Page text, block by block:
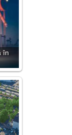
în